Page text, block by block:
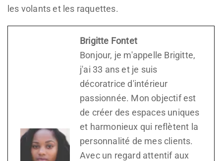
les volants et les raquettes.
Brigitte Fontet
Bonjour, je m'appelle Brigitte,
j'ai 33 ans et je suis
décoratrice d'intérieur
passionnée. Mon objectif est
de créer des espaces uniques
et harmonieux qui reflètent la
personnalité de mes clients.
Avec un regard attentif aux